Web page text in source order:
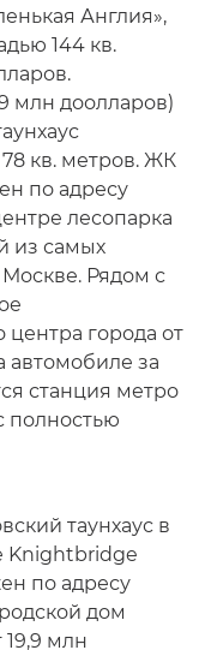
Англия»,
144 кв.
млн доолларов)
кв. метров. ЖК
по адресу
лесопарка
из самых
Рядом с
города от
автомобиле за
станция метро
полностью
таунхаус в
Knightbridge
по адресу
дом
млн